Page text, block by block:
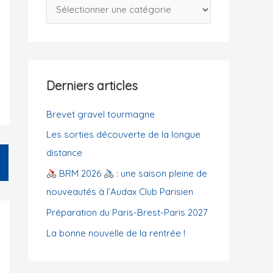
h
a
r
i
e
s
Derniers articles
Brevet gravel tourmagne
Les sorties découverte de la longue
distance
BRM 2026
: une saison pleine de
nouveautés à l’Audax Club Parisien
Préparation du Paris-Brest-Paris 2027
La bonne nouvelle de la rentrée !